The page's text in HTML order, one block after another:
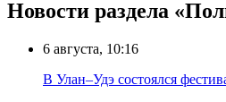
Новости раздела
6 августа, 10:16
В Улан–Удэ состоялся